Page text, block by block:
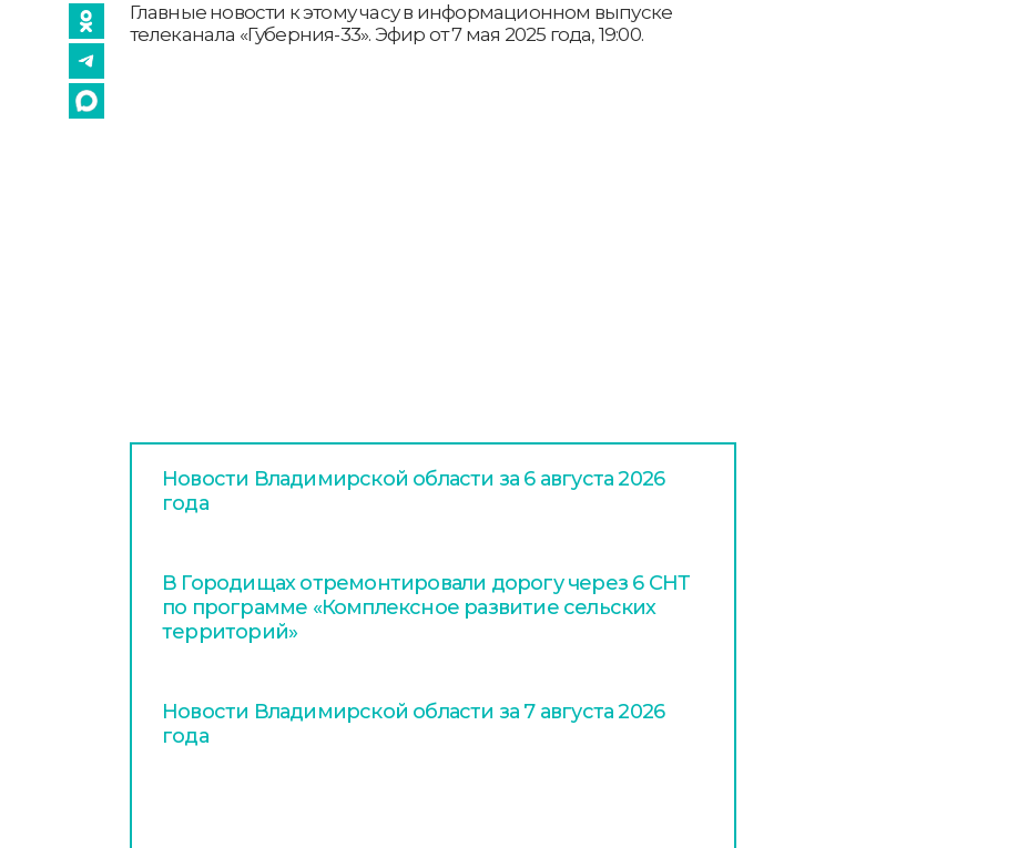
Главные новости к этому часу в информационном выпуске
телеканала «Губерния-33». Эфир от 7 мая 2025 года, 19:00.
Новости Владимирской области за 6 августа 2026
года
В Городищах отремонтировали дорогу через 6 СНТ
по программе «Комплексное развитие сельских
территорий»
Новости Владимирской области за 7 августа 2026
года